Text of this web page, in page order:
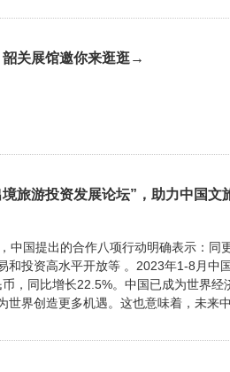
关展馆邀你来逛逛→
旅游投资发展论坛”，助力中国文
中国提出的合作八项行动明确表示：同
和投资高水平开放等 。2023年1-8月中
，同比增长22.5%。中国已成为世界经
界创造更多机遇。这也意味着，未来